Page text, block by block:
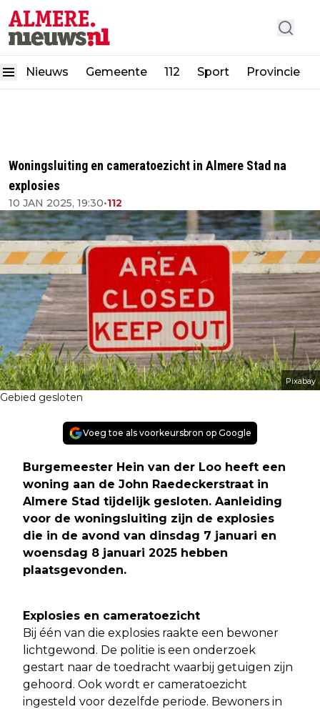
Nieuws Gemeente 112 Sport Provincie
Woningsluiting en cameratoezicht in Almere Stad na
explosies
10 JAN 2025, 19:30•112
Pixabay
Gebied gesloten
Voeg toe als voorkeursbron op Google
Burgemeester Hein van der Loo heeft een
woning aan de John Raedeckerstraat in
Almere Stad tijdelijk gesloten. Aanleiding
voor de woningsluiting zijn de explosies
die in de avond van dinsdag 7 januari en
woensdag 8 januari 2025 hebben
plaatsgevonden.
Explosies en cameratoezicht
Bij één van die explosies raakte een bewoner
lichtgewond. De politie is een onderzoek
gestart naar de toedracht waarbij getuigen zijn
gehoord. Ook wordt er cameratoezicht
ingesteld voor dezelfde periode. Bewoners in